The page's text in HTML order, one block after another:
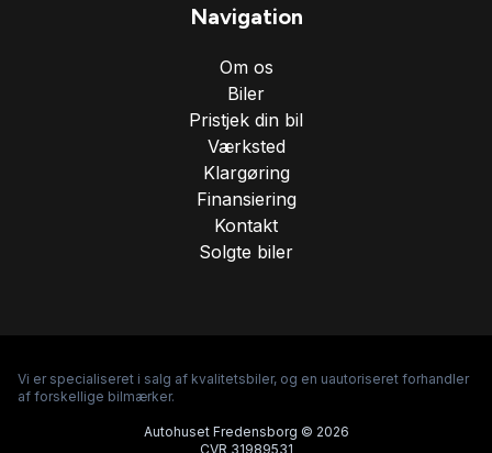
Navigation
Om os
Biler
Pristjek din bil
Værksted
Klargøring
Finansiering
Kontakt
Solgte biler
Vi er specialiseret i salg af kvalitetsbiler, og en uautoriseret forhandler
af forskellige bilmærker.
Autohuset Fredensborg © 2026
CVR 31989531